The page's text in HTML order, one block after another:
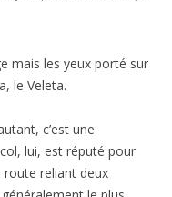
mais les yeux porté sur
le Veleta.
c’est une
lui, est réputé pour
route reliant deux